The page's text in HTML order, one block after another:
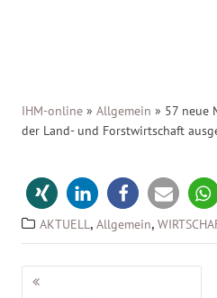
IHM-online »Allgemein » 57 neue
der Land- und Forstwirtschaft
AKTUELL ,Allgemein,